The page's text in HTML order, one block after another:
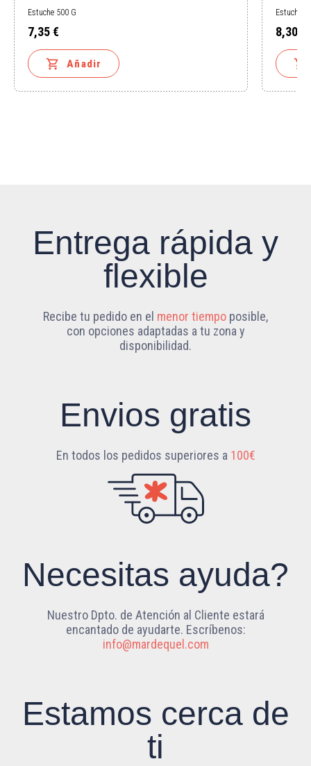
Estuche 500 G
Precio
7,35 €
 Añadir
Estuche 1
Precio
8,30 €

Entrega rápida y
flexible
Recibe tu pedido en el menor tiempo posible,
con opciones adaptadas a tu zona y
disponibilidad.
Envios gratis
En todos los pedidos superiores a 100€
Necesitas ayuda?
Nuestro Dpto. de Atención al Cliente estará
encantado de ayudarte. Escríbenos:
info@mardequel.com
Estamos cerca de
ti